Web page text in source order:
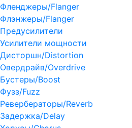
Фленджеры/Flanger
Флэнжеры/Flanger
Предусилители
Усилители мощности
Дисторшн/Distortion
Овердрайв/Overdrive
Бустеры/Boost
Фузз/Fuzz
Ревербераторы/Reverb
Задержка/Delay